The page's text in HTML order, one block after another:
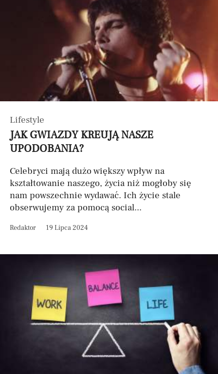
Lifestyle
JAK GWIAZDY KREUJĄ NASZE
UPODOBANIA?
Celebryci mają dużo większy wpływ na
kształtowanie naszego, życia niż mogłoby się
nam powszechnie wydawać. Ich życie stale
obserwujemy za pomocą social...
Redaktor 19 Lipca 2024